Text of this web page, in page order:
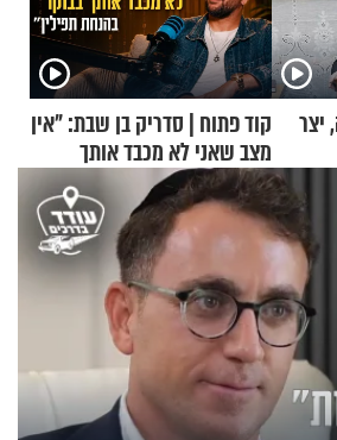
יצר
קוד פתוח | סדריק בן שבת: "אין
מצב שאני לא מכבד אותך
בבוקר בהנחת תפילין"